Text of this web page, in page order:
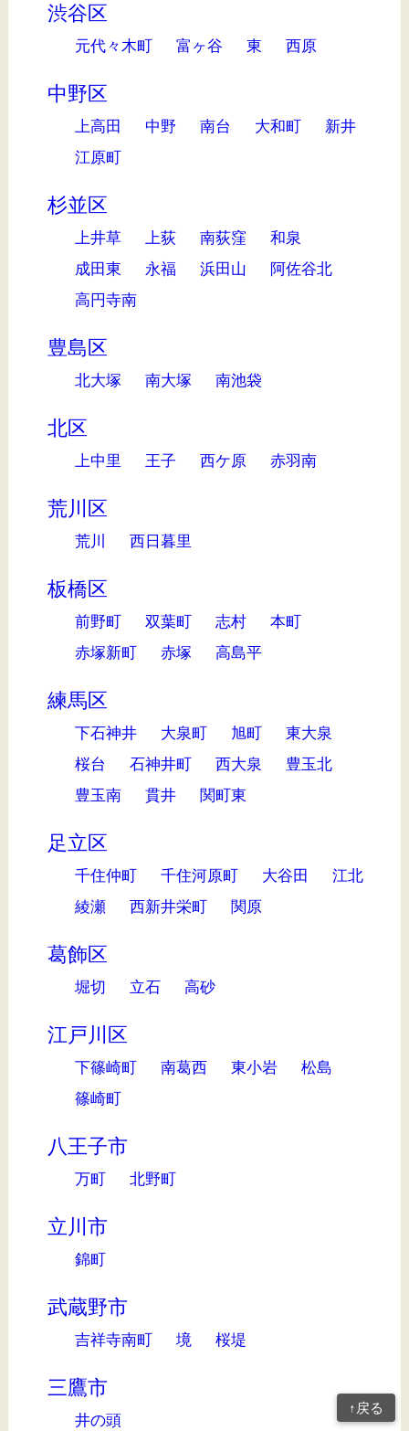
渋谷区
元代々木町 富ヶ谷 東 西原
中野区
上高田 中野 南台 大和町
新井
江原町
杉並区
上井草 上荻 南荻窪
和泉
成田東
永福 浜田山
阿佐谷北
高円寺南
豊島区
北大塚 南大塚 南池袋
北区
上中里 王子 西ケ原 赤羽南
荒川区
荒川 西日暮里
板橋区
前野町 双葉町 志村
本町
赤塚新町
赤塚 高島平
練馬区
下石神井 大泉町 旭町
東大泉
桜台
石神井町 西大泉
豊玉北
豊玉南
貫井 関町東
足立区
千住仲町 千住河原町 大谷田
江北
綾瀬
西新井栄町 関原
葛飾区
堀切 立石 高砂
江戸川区
下篠崎町 南葛西 東小岩
松島
篠崎町
八王子市
万町 北野町
立川市
錦町
武蔵野市
吉祥寺南町 境 桜堤
三鷹市
井の頭
↑戻る